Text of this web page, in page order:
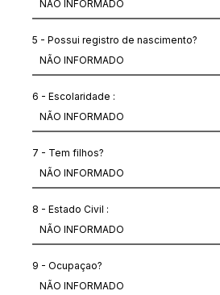
5 - Possui registro de nascimento?
6 - Escolaridade :
7 - Tem filhos?
8 - Estado Civil :
9 - Ocupaçao?